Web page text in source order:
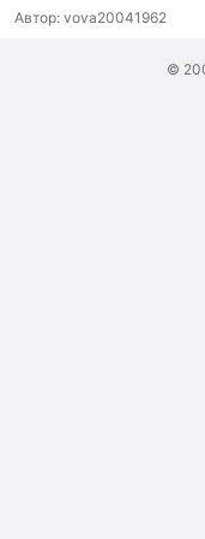
Автор: vova20041962
©